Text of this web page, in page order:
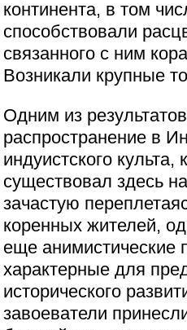
континента, в том
способствовали
связанного с ним
Возникали крупные
Одним из
распространение в
индуистского культа,
существовал здесь
зачастую
коренных жителей,
еще анимистические
характерные для
исторического
завоеватели